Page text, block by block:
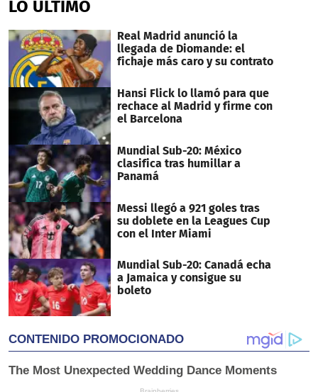
LO ÚLTIMO
Real Madrid anunció la
llegada de Diomande: el
fichaje más caro y su contrato
Hansi Flick lo llamó para que
rechace al Madrid y firme con
el Barcelona
Mundial Sub-20: México
clasifica tras humillar a
Panamá
Messi llegó a 921 goles tras
su doblete en la Leagues Cup
con el Inter Miami
Mundial Sub-20: Canadá echa
a Jamaica y consigue su
boleto